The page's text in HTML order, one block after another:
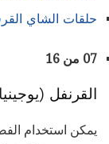
حلقات الشاي
07 من 16
القرنفل (يوجينيا caryophyllata)
يمكن استخدام